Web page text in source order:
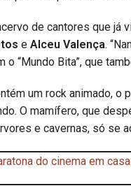
de cantores que
e Alceu Valença.
“Mundo Bita”, que
um rock animado,
O mamífero, que
e cavernas, só se
do cinema em